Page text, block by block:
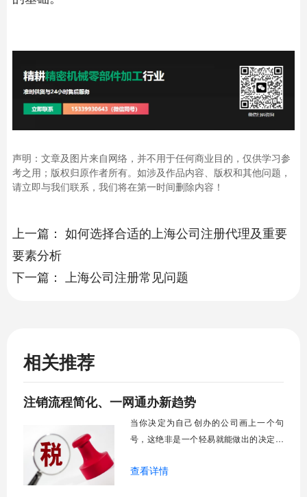
声明：文章及图片来自网络，并不用于任何商业目的，仅供学习参
考之用；版权归原作者所有。如涉及作品内容、版权和其他问题，
请立即与我们联系，我们将在第一时间删除内容！
上一篇： 如何选择合适的上海公司注册代理及重要
要素分析
下一篇：
上海公司注册常见问题
相关推荐
注销流程简化、一网通办新趋势
当你决定为自己创办的公司画上一个句
号，这绝非是一个轻易就能做出的决定，
象里，常常是复杂、耗时且充满挑战的代
查看详情